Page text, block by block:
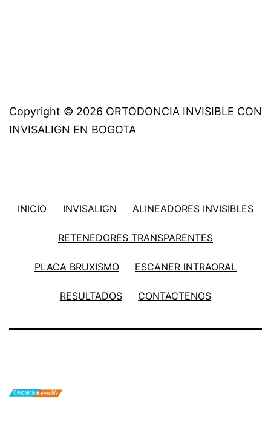
Copyright © 2026 ORTODONCIA INVISIBLE CON
INVISALIGN EN BOGOTA
INICIO INVISALIGN ALINEADORES INVISIBLES
RETENEDORES TRANSPARENTES
PLACA BRUXISMO ESCANER INTRAORAL
RESULTADOS CONTACTENOS